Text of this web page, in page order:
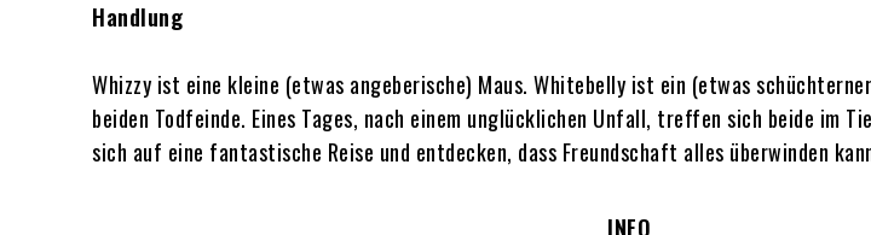
Handlung
Whizzy ist eine kleine (etwas angeberische) Maus. Whitebelly ist ein (etwas
beiden Todfeinde. Eines Tages, nach einem unglücklichen Unfall, treffen sich beide im
sich auf eine fantastische Reise und entdecken, dass Freundschaft alles überwinden
INFO